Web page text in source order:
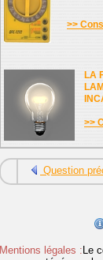
>>
LA
>>
Question
Mentions légales : Le